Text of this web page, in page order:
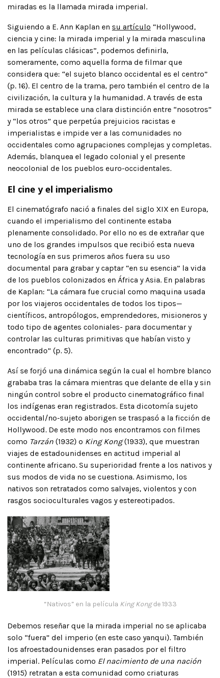
miradas es la llamada mirada imperial.
Siguiendo a E. Ann Kaplan en su artículo “Hollywood,
ciencia y cine: la mirada imperial y la mirada masculina
en las películas clásicas”, podemos definirla,
someramente, como aquella forma de filmar que
considera que: “el sujeto blanco occidental es el centro”
(p. 16). El centro de la trama, pero también el centro de la
civilización, la cultura y la humanidad. A través de esta
mirada se establece una clara distinción entre “nosotros”
y “los otros” que perpetúa prejuicios racistas e
imperialistas e impide ver a las comunidades no
occidentales como agrupaciones complejas y completas.
Además, blanquea el legado colonial y el presente
neocolonial de los pueblos euro-occidentales.
El cine y el imperialismo
El cinematógrafo nació a finales del siglo XIX en Europa,
cuando el imperialismo del continente estaba
plenamente consolidado. Por ello no es de extrañar que
uno de los grandes impulsos que recibió esta nueva
tecnología en sus primeros años fuera su uso
documental para grabar y captar “en su esencia” la vida
de los pueblos colonizados en África y Asia. En palabras
de Kaplan: “La cámara fue crucial como maquina usada
por los viajeros occidentales de todos los tipos—
científicos, antropólogos, emprendedores, misioneros y
todo tipo de agentes coloniales- para documentar y
controlar las culturas primitivas que habían visto y
encontrado” (p. 5).
Así se forjó una dinámica según la cual el hombre blanco
grababa tras la cámara mientras que delante de ella y sin
ningún control sobre el producto cinematográfico final
los indígenas eran registrados. Esta dicotomía sujeto
occidental/no-sujeto aborigen se traspasó a la ficción de
Hollywood. De este modo nos encontramos con filmes
como Tarzán (1932) o King Kong(1933), que muestran
viajes de estadounidenses en actitud imperial al
continente africano. Su superioridad frente a los nativos y
sus modos de vida no se cuestiona. Asimismo, los
nativos son retratados como salvajes, violentos y con
rasgos socioculturales vagos y estereotipados.
“Nativos” en la película King Kongde 1933
Debemos reseñar que la mirada imperial no se aplicaba
solo “fuera” del imperio (en este caso yanqui). También
los afroestadounidenses eran pasados por el filtro
imperial. Películas como El nacimiento de una nación
(1915) retratan a esta comunidad como criaturas